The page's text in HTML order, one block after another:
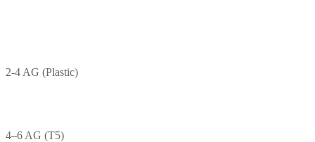
2-4 AG (Plastic)
4–6 AG (T5)